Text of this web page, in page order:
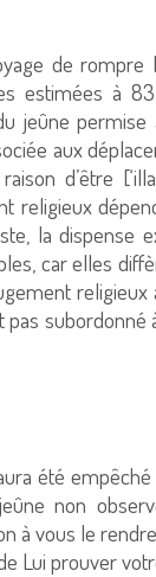
de
estimées à
jeûne
aux
d’être
religieux
la dispense
car elles
été
non
à vous le
Lui prouver